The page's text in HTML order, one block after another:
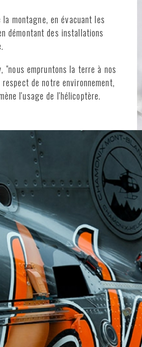
montagne, en évacuant les
démontant des installations
empruntons la terre à nos
de notre environnement,
l'usage de l'hélicoptère.